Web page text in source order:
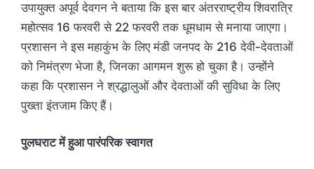
उपायुक्त अपूर्व देवगन ने बताया कि इस बार अंतरराष्ट्रीय शिवरात्रि
महोत्सव 16 फरवरी से 22 फरवरी तक धूमधाम से मनाया जाएगा।
प्रशासन ने इस महाकुंभ के लिए मंडी जनपद के 216 देवी-देवताओं
को निमंत्रण भेजा है, जिनका आगमन शुरू हो चुका है। उन्होंने
कहा कि प्रशासन ने श्रद्धालुओं और देवताओं की सुविधा के लिए
पुख्ता इंतजाम किए हैं।
पुलघराट में हुआ पारंपरिक स्वागत